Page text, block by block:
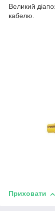
Великий
кабелю.
Приховати